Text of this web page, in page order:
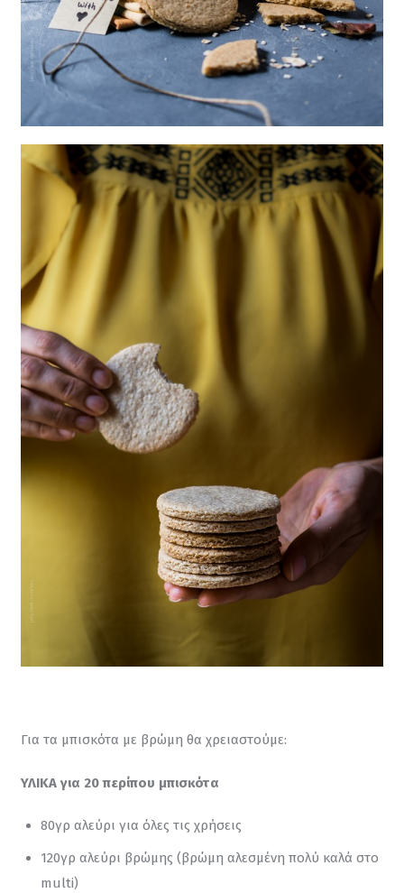
Για τα μπισκότα με βρώμη θα χρειαστούμε:
ΥΛΙΚΑ για 20 περίπου μπισκότα
80γρ αλεύρι για όλες τις χρήσεις
120γρ αλεύρι βρώμης (βρώμη αλεσμένη πολύ καλά στο
multi)